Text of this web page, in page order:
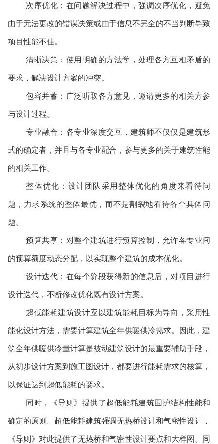
次序优化：在问题解决过程中，强调次序优化，避免
由于无法更改的错误决策或由于信息不完全的不当判断导致
项目性能不佳。
清晰决策：使用明确的方法学，处理各方互相矛盾的
要求，解决设计方案的冲突。
包容并蓄：广泛听取各方意见，邀请更多的相关方参
与设计过程。
专业融合：各专业深度交互，建筑师不仅仅是建筑形
式的确定者，并且与各专业配合，参与更多的关于建筑性能
的相关工作。
整体优化：设计团队采用整体优化的角度来看待问
题，力求系统的整体最优，而不是割裂地看待各个具体问
题。
预算共享：对整个建筑进行预算控制，允许各专业间
的预算额度动态分配，以实现整个建筑的成本优化。
设计迭代：在每个阶段获得新的信息后，对项目进行
设计迭代，不断修改优化既有设计方案。
超低能耗建筑设计应以建筑能耗目标为导向，采用性
能化设计方法，需要计算建筑全年供暖供冷需求。因此，建
筑全年供暖供冷量计算是被动建筑设计的最重要辅助手段，
从初步设计方案到施工图设计，都要进行能耗需求的核算，
以保证达到超低能耗的要求。
同时，《导则》提供了超低能耗建筑围护结构性能和
确定的原则。超低能耗建筑强调无热桥设计和气密性设计，
《导则》对此提供了无热桥和气密性设计要点和大样图。同